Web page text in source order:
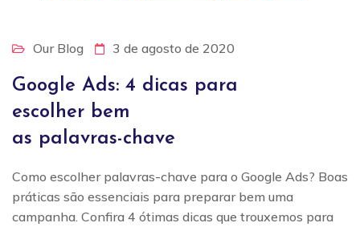
Our Blog 3 de agosto de 2020
Google Ads: 4 dicas para
escolher bem
as palavras-chave
Como escolher palavras-chave para o Google Ads? Boas
práticas são essenciais para preparar bem uma
campanha. Confira 4 ótimas dicas que trouxemos para